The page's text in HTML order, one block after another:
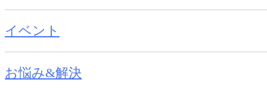
イベント
お悩み&解決